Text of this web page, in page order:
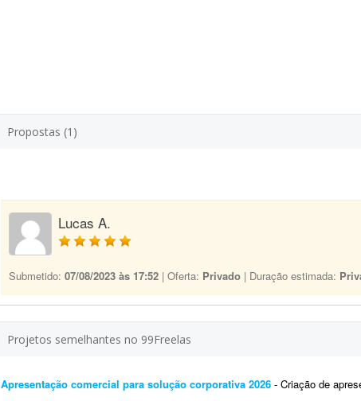
Propostas (1)
Lucas A.
Submetido: 07/08/2023 às 17:52 | Oferta: Privado | Duração estimada:
Projetos semelhantes no 99Freelas
Apresentação comercial para solução corporativa 2026 - Criação de apresentação